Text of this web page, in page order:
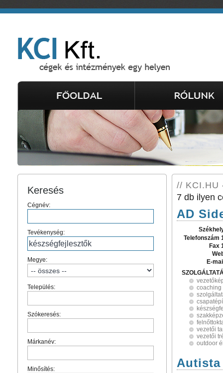
Keresés
Cégnév:
Tevékenység:
Megye:
Település:
Szókeresés:
Márkanév:
Minősítés:
// KCI.HU
7 db ilyen
AD
Telefonszám
Fax
E-
coaching
vezetői
vezetői
outdoor